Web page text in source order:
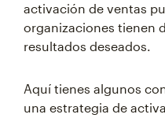
activación de ventas
organizaciones tienen
resultados deseados.
Aquí tienes algunos
una estrategia de